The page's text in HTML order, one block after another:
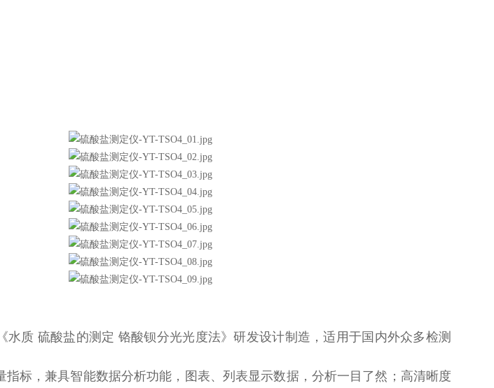
水质 硫酸盐的测定 铬酸钡分光光度法》研发设计制造，适用于国内外众多检测
指标，兼具智能数据分析功能，图表、列表显示数据，分析一目了然；高清晰度